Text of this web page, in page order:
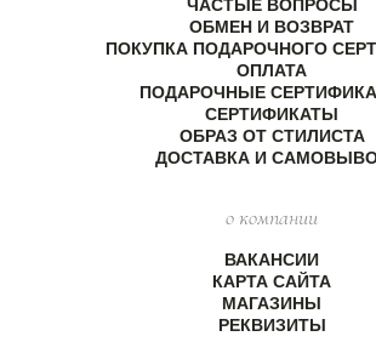
ЧАСТЫЕ ВОПРОСЫ
ОБМЕН И ВОЗВРАТ
ПОКУПКА ПОДАРОЧНОГО
ОПЛАТА
ПОДАРОЧНЫЕ
СЕРТИФИКАТЫ
ОБРАЗ ОТ СТИЛИСТА
ДОСТАВКА И
о компании
ВАКАНСИИ
КАРТА САЙТА
МАГАЗИНЫ
РЕКВИЗИТЫ